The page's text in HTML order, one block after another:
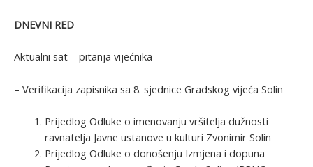
DNEVNI RED
Aktualni sat – pitanja vijećnika
– Verifikacija zapisnika sa 8. sjednice Gradskog vijeća Solin
Prijedlog Odluke o imenovanju vršitelja dužnosti
ravnatelja Javne ustanove u kulturi Zvonimir Solin
Prijedlog Odluke o donošenju Izmjena i dopuna